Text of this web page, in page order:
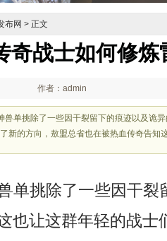
布网 > 正文
奇战士如何修炼
作者：admin
兽单挑除了一些因干裂留下的痕迹以及诡
新的方向，敖盟总省也在被热血传奇告知
单挑除了一些因干裂
也让这群年轻的战士